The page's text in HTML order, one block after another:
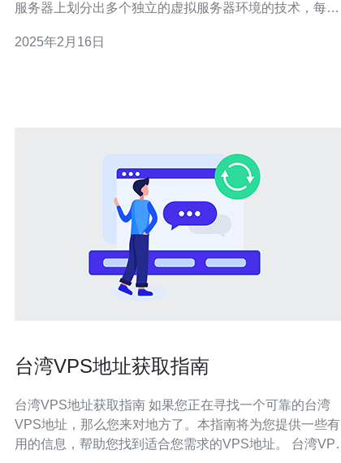
服务器上划分出多个独立的虚拟服务器环境的技术，每个
供的VPS服务是一种稳定高效的解决方案。 台湾中华电信
2025年2月16日
台湾VPS地址获取指南
台湾VPS地址获取指南 如果您正在寻找一个可靠的台湾
VPS地址，那么您来对地方了。本指南将为您提供一些有
用的信息，帮助您找到适合您需求的VPS地址。 台湾VPS